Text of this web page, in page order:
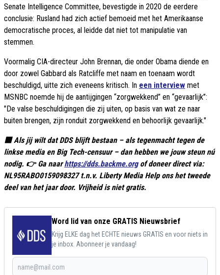
Senate Intelligence Committee, bevestigde in 2020 de eerdere
conclusie: Rusland had zich actief bemoeid met het Amerikaanse
democratische proces, al leidde dat niet tot manipulatie van
stemmen.
Voormalig CIA-directeur John Brennan, die onder Obama diende en
door zowel Gabbard als Ratcliffe met naam en toenaam wordt
beschuldigd, uitte zich eveneens kritisch. In een interview met
MSNBC noemde hij de aantijgingen “zorgwekkend” en “gevaarlijk”:
"De valse beschuldigingen die zij uiten, op basis van wat ze naar
buiten brengen, zijn ronduit zorgwekkend en behoorlijk gevaarlijk."
🟥 Als jij wilt dat DDS blijft bestaan – als tegenmacht tegen de
linkse media en Big Tech-censuur – dan hebben we jouw steun nú
nodig. 👉 Ga naarhttps://dds.backme.orgof doneer direct via:
NL95RABO0159098327 t.n.v. Liberty Media Help ons het tweede
deel van het jaar door. Vrijheid is niet gratis.
Word lid van onze GRATIS Nieuwsbrief
Krijg ELKE dag het ECHTE nieuws GRATIS en voor niets in
je inbox. Abonneer je vandaag!